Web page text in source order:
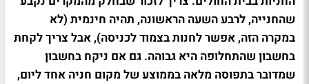
שהחנייה, לרבע השעה הראשונה, תהיה חינמית (לא
במקרה הזה, אפשר לחנות בצמוד לכניסה), אבל צריך לקחת
בחשבון שהתחלופה היא גבוהה. גם אם ניקח בחשבון
שמדובר בתפוסה מלאה בממוצע של מקום חניה אחד ליום,